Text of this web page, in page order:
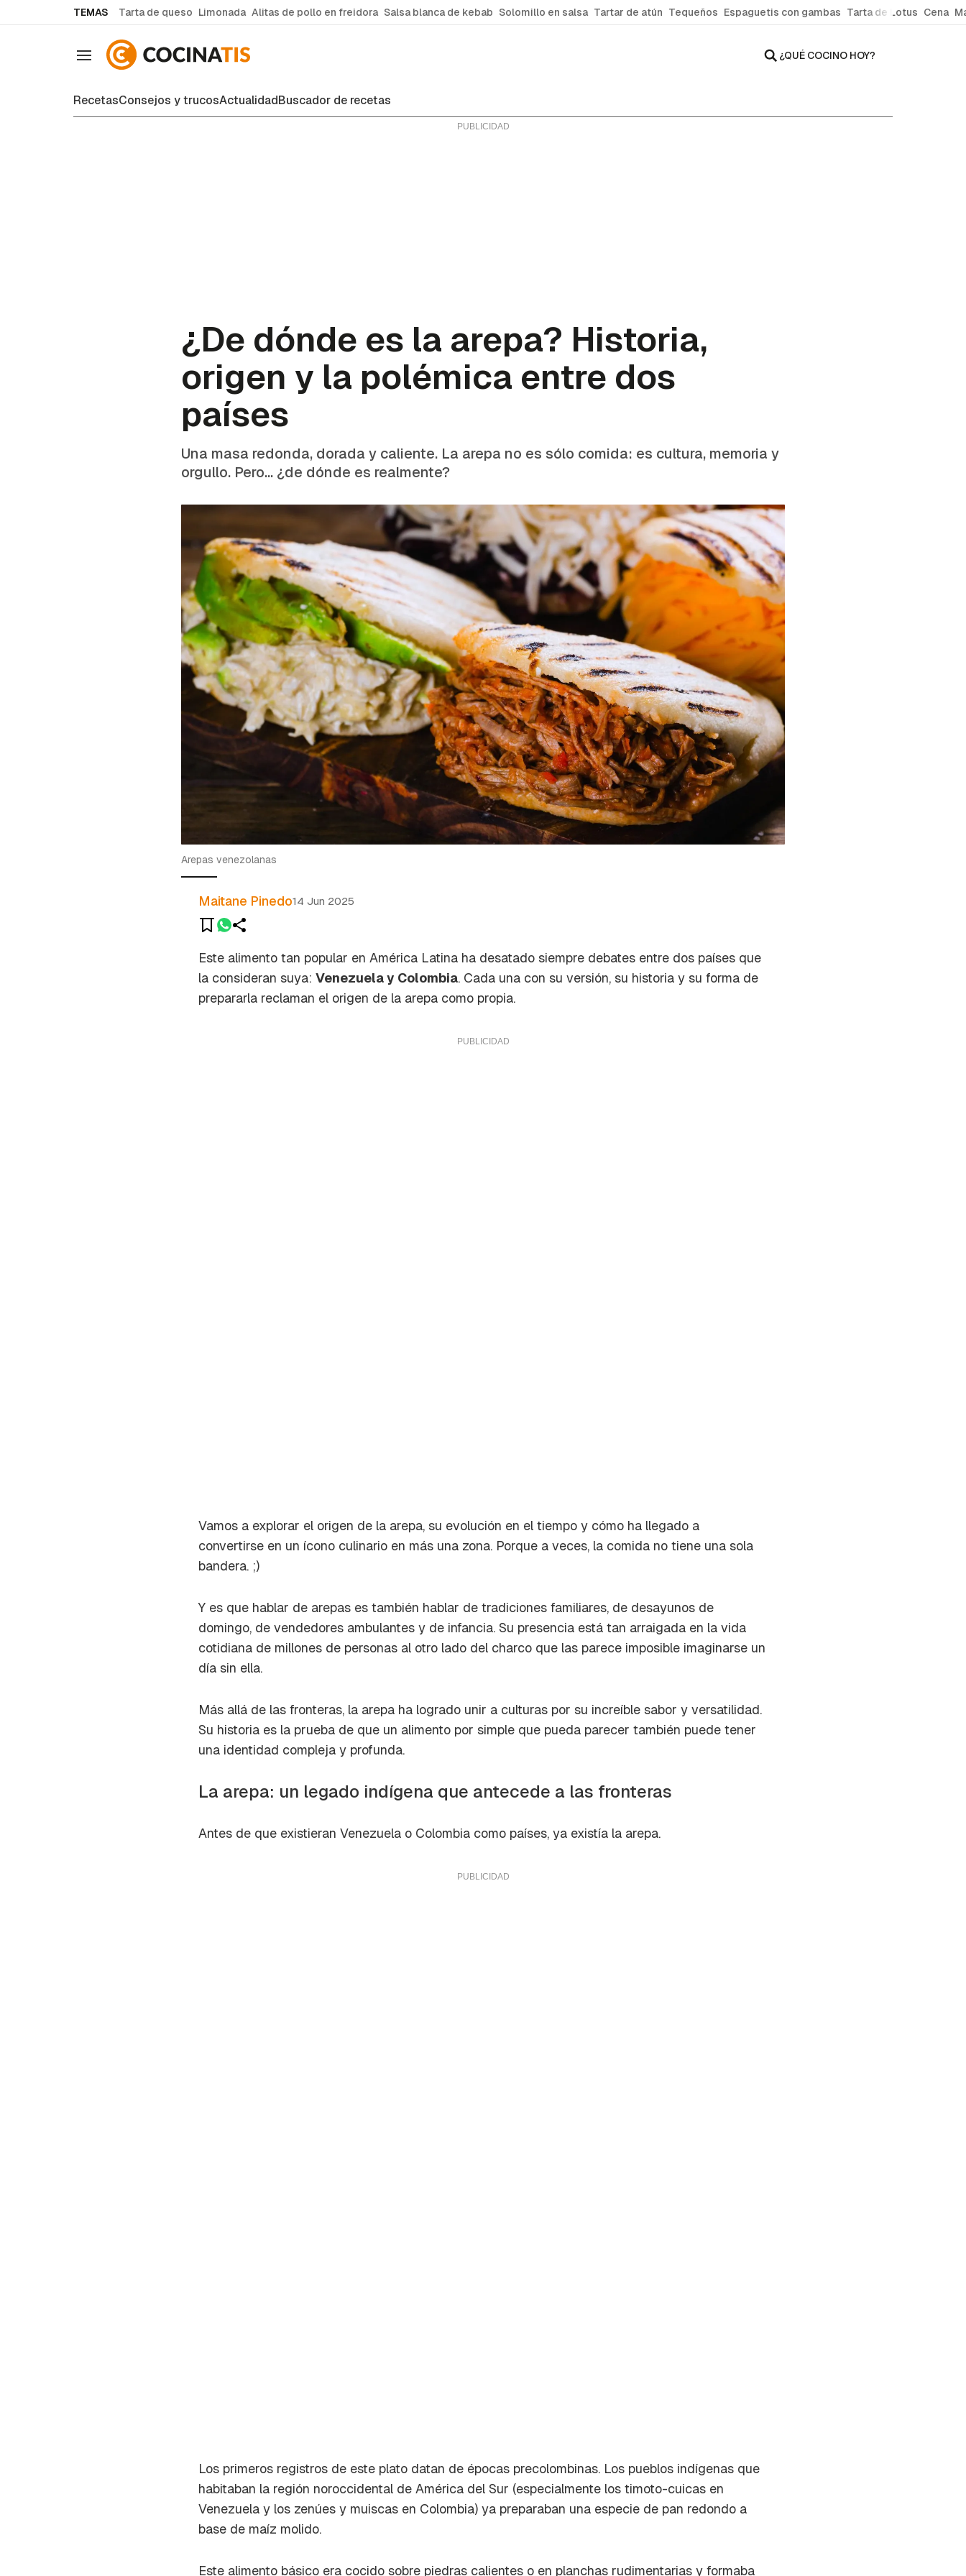
TEMAS Tarta de queso Limonada Alitas de pollo en freidora Salsa blanca de kebab Solomillo en salsa Tartar de atún Tequeños Espaguetis con gambas Tarta de Lotus Cena
Navegación ¿QUÉ COCINO HOY?
RecetasConsejos y trucosActualidadBuscador de recetas
¿De dónde es la arepa? Historia,
origen y la polémica entre dos
países
Una masa redonda, dorada y caliente. La arepa no es sólo comida: es cultura, memoria y
orgullo. Pero… ¿de dónde es realmente?
Arepas venezolanas
Maitane Pinedo14 Jun 2025
cuenta de Cocinatis.
INICIAR SESIÓN CANCELAR
Este alimento tan popular en América Latina ha desatado siempre debates entre dos países que
la consideran suya: Venezuela y Colombia. Cada una con su versión, su historia y su forma de
prepararla reclaman el origen de la arepa como propia.
Vamos a explorar el origen de la arepa, su evolución en el tiempo y cómo ha llegado a
convertirse en un ícono culinario en más una zona. Porque a veces, la comida no tiene una sola
bandera. ;)
Y es que hablar de arepas es también hablar de tradiciones familiares, de desayunos de
domingo, de vendedores ambulantes y de infancia. Su presencia está tan arraigada en la vida
cotidiana de millones de personas al otro lado del charco que las parece imposible imaginarse un
día sin ella.
Más allá de las fronteras, la arepa ha logrado unir a culturas por su increíble sabor y versatilidad.
Su historia es la prueba de que un alimento por simple que pueda parecer también puede tener
una identidad compleja y profunda.
La arepa: un legado indígena que antecede a las fronteras
Antes de que existieran Venezuela o Colombia como países, ya existía la arepa.
Los primeros registros de este plato datan de épocas precolombinas. Los pueblos indígenas que
habitaban la región noroccidental de América del Sur (especialmente los timoto-cuicas en
Venezuela y los zenúes y muiscas en Colombia) ya preparaban una especie de pan redondo a
base de maíz molido.
Este alimento básico era cocido sobre piedras calientes o en planchas rudimentarias y formaba
Gracias por suscribirte a nuestro boletín.
ACEPTAR